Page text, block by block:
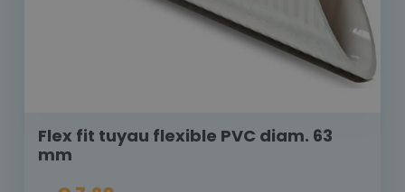
Flex fit tuyau flexible PVC diam. 63
mm